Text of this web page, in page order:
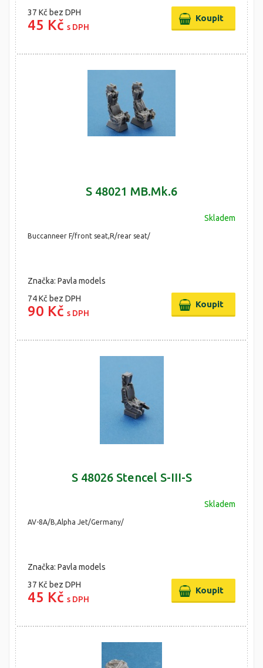
37 Kč bez DPH
45 Kč s DPH
S 48021 MB.Mk.6
Skladem
Buccanneer F/front seat,R/rear seat/
Značka: Pavla models
74 Kč bez DPH
90 Kč s DPH
S 48026 Stencel S-III-S
Skladem
AV-8A/B,Alpha Jet/Germany/
Značka: Pavla models
37 Kč bez DPH
45 Kč s DPH